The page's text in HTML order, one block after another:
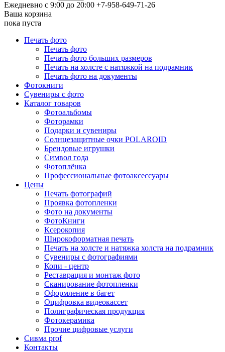
Ежедневно с 9:00 до 20:00 +7-958-649-71-26
Ваша корзина
пока пуста
Печать фото
Печать фото
Печать фото больших размеров
Печать на холсте с натяжкой на подрамник
Печать фото на документы
Фотокниги
Сувениры с фото
Каталог товаров
Фотоальбомы
Фоторамки
Подарки и сувениры
Солнцезащитные очки POLAROID
Брендовые игрушки
Символ года
Фотоплёнка
Профессиональные фотоаксессуары
Цены
Печать фотографий
Проявка фотопленки
Фото на документы
ФотоКниги
Ксерокопия
Широкоформатная печать
Печать на холсте и натяжка холста на подрамник
Сувениры с фотографиями
Копи - центр
Реставрация и монтаж фото
Сканирование фотопленки
Оформление в багет
Оцифровка видеокассет
Полиграфическая продукция
Фотокерамика
Прочие цифровые услуги
Сивма prof
Контакты